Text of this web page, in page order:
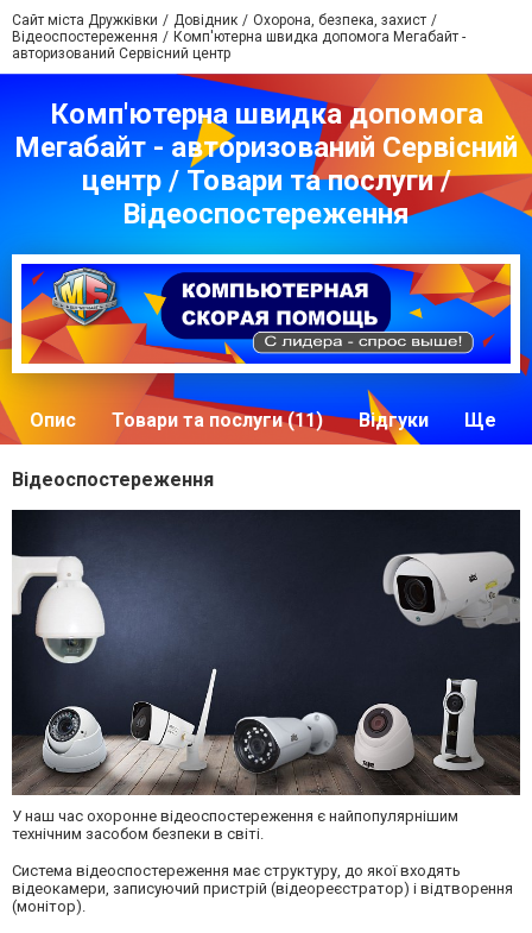
Сайт міста Дружківки Довідник
Охорона, безпека, захист
Відеоспостереження
Комп'ютерна швидка допомога Мегабайт -
авторизований Сервісний центр
Комп'ютерна швидка допомога
Мегабайт - авторизований Сервісний
центр / Товари та послуги /
Відеоспостереження
Опис Товари та послуги (11) Відгуки Ще
Відеоспостереження
У наш час охоронне відеоспостереження є найпопулярнішим
технічним засобом безпеки в світі.
Система відеоспостереження має структуру, до якої входять
відеокамери, записуючий пристрій (відеореєстратор) і відтворення
(монітор).